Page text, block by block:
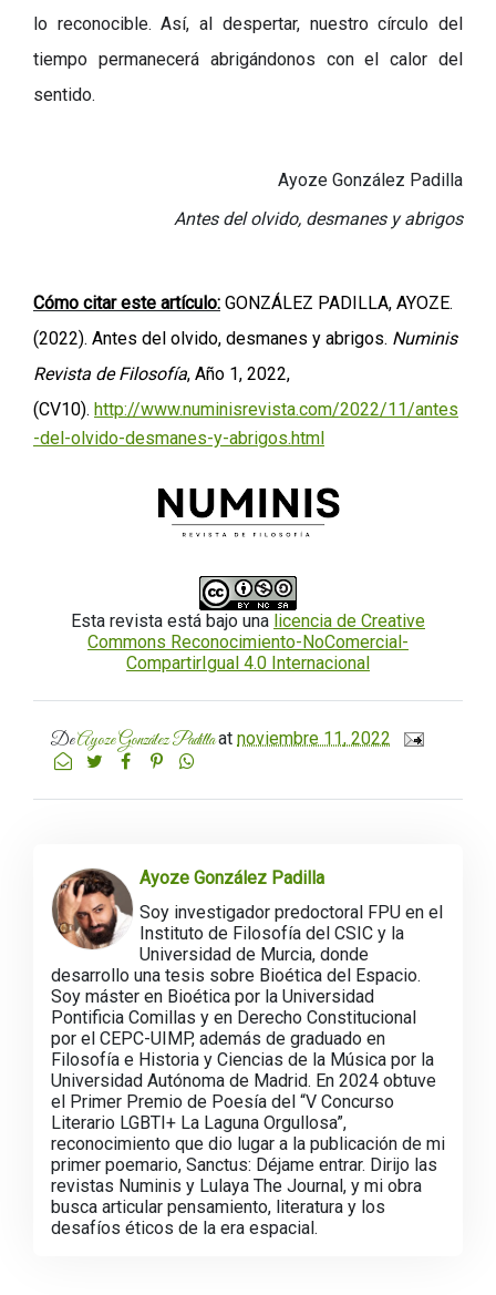
lo reconocible. Así, al despertar, nuestro círculo del
tiempo permanecerá abrigándonos con el calor del
sentido.
Ayoze González Padilla
Antes del olvido, desmanes y abrigos
Cómo citar este artículo: GONZÁLEZ PADILLA, AYOZE.
(2022). Antes del olvido, desmanes y abrigos. Numinis
Revista de Filosofía, Año 1, 2022,
(CV10). http://www.numinisrevista.com/2022/11/antes
-del-olvido-desmanes-y-abrigos.html
Esta revista está bajo una licencia de Creative
Commons Reconocimiento-NoComercial-
CompartirIgual 4.0 Internacional
DeAyoze González Padillaat noviembre 11, 2022
Ayoze González Padilla
Soy investigador predoctoral FPU en el
Instituto de Filosofía del CSIC y la
Universidad de Murcia, donde
desarrollo una tesis sobre Bioética del Espacio.
Soy máster en Bioética por la Universidad
Pontificia Comillas y en Derecho Constitucional
por el CEPC-UIMP, además de graduado en
Filosofía e Historia y Ciencias de la Música por la
Universidad Autónoma de Madrid. En 2024 obtuve
el Primer Premio de Poesía del “V Concurso
Literario LGBTI+ La Laguna Orgullosa”,
reconocimiento que dio lugar a la publicación de mi
primer poemario, Sanctus: Déjame entrar. Dirijo las
revistas Numinis y Lulaya The Journal, y mi obra
busca articular pensamiento, literatura y los
desafíos éticos de la era espacial.